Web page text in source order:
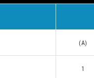
(A)
1